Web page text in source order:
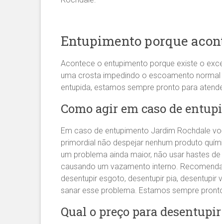
Entupimento porque
Acontece o entupimento porque existe o
uma crosta impedindo o escoamento
entupida, estamos sempre pronto para
Como agir em caso de
Em caso de entupimento Jardim Rochdale
primordial não despejar nenhum produto
um problema ainda maior, não usar hastes
causando um vazamento interno.
desentupir esgoto, desentupir pia, desentupir
sanar esse problema. Estamos sempre
Qual o preço para